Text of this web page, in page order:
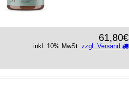
61,80€
inkl. 10% MwSt.zzgl. Versand